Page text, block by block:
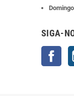
SIGA-